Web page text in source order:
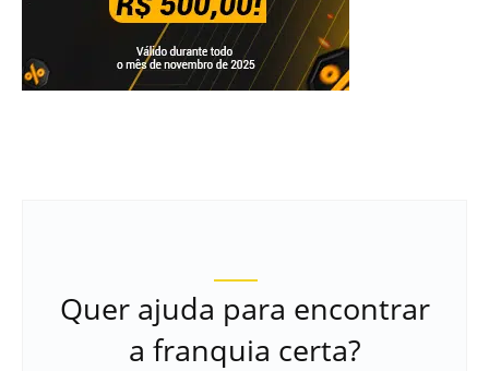
Quer ajuda para encontrar
a franquia certa?